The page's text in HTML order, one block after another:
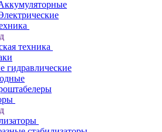
техника
гидравлические